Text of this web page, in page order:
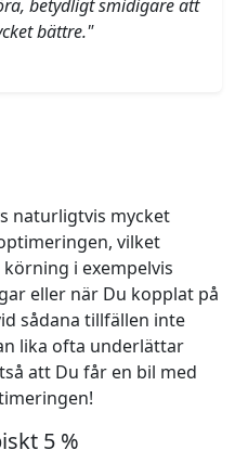
betydligt smidigare att
bättre."
naturligtvis mycket
vilket
i exempelvis
eller när Du kopplat på
sådana tillfällen inte
lika ofta underlättar
att Du får en bil med
5 %